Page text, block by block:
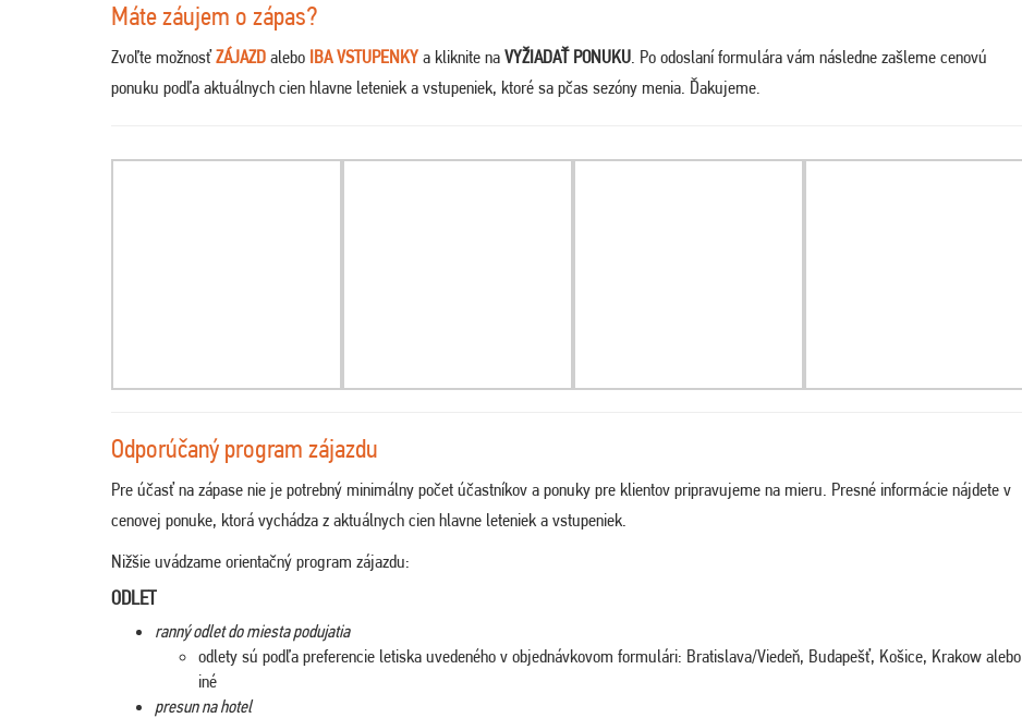
Máte záujem o zápas?
Zvoľte možnosťZÁJAZD alebo IBA VSTUPENKY a kliknite na VYŽIADAŤ PONUKU. Po odoslaní formulára vám následne zašleme cenovú
ponuku podľa aktuálnych cien hlavne leteniek a vstupeniek, ktoré sa pčas sezóny menia. Ďakujeme.
Odporúčaný program zájazdu
Pre účasť na zápase nie je potrebný minimálny počet účastníkov a ponuky pre klientov pripravujeme na mieru. Presné informácie nájdete v
cenovej ponuke, ktorá vychádza z aktuálnych cien hlavne leteniek a vstupeniek.
Nižšie uvádzame orientačný program zájazdu:
ODLET
ranný odlet do miesta podujatia
odlety sú podľa preferencie letiska uvedeného v objednávkovom formulári: Bratislava/Viedeň, Budapešť, Košice, Krakow alebo
iné
presun na hotel